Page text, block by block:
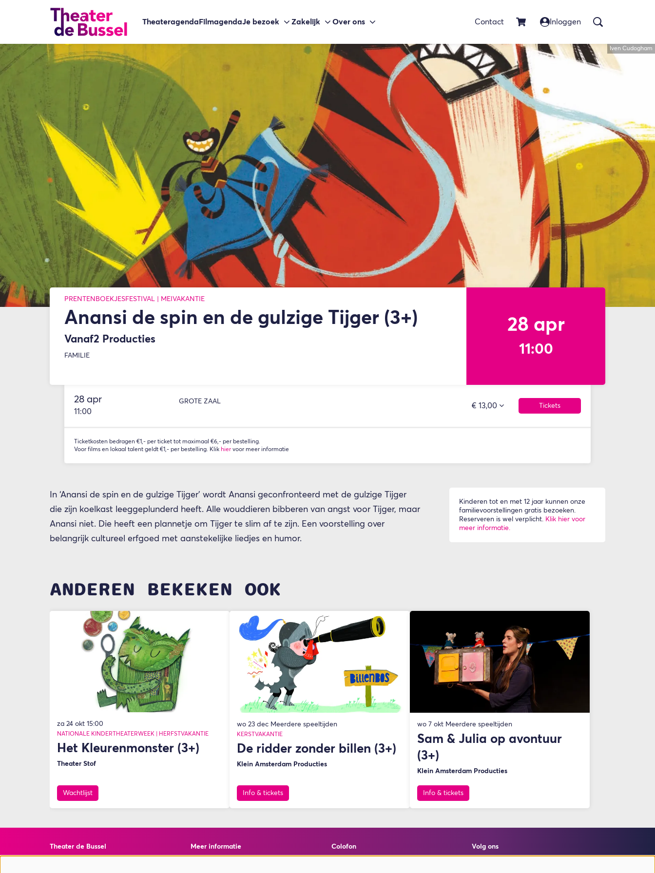
TheateragendaFilmagendaJe bezoek Zakelijk Over ons Contact Inloggen
Iven Cudogham
Anansi de spin en de gulzige Tijger (3+)
Vanaf2 Producties
PRENTENBOEKJESFESTIVAL | MEIVAKANTIE
FAMILIE
28 apr
11:00
28 apr
11:00
GROTE ZAAL
€ 13,00 Tickets
Ticketkosten bedragen €1,- per ticket tot maximaal €6,- per bestelling.
Voor films en lokaal talent geldt €1,- per bestelling. Klik hier voor meer informatie
In ‘Anansi de spin en de gulzige Tijger’ wordt Anansi geconfronteerd met de gulzige Tijger
die zijn koelkast leeggeplunderd heeft. Alle wouddieren bibberen van angst voor Tijger, maar
Anansi niet. Die heeft een plannetje om Tijger te slim af te zijn. Een voorstelling over
belangrijk cultureel erfgoed met aanstekelijke liedjes en humor.
Kinderen tot en met 12 jaar kunnen onze
familievoorstellingen gratis bezoeken.
Reserveren is wel verplicht. Klik hier voor
meer informatie.
ANDEREN BEKEKEN OOK
Het Kleurenmonster (3+)
Theater Stof
NATIONALE KINDERTHEATERWEEK | HERFSTVAKANTIE
za 24 okt 15:00
Wachtlijst
De ridder zonder billen (3+)
Klein Amsterdam Producties
KERSTVAKANTIE
wo 23 dec Meerdere speeltijden
Info & tickets
Sam & Julia op avontuur
(3+)
Klein Amsterdam Producties
wo 7 okt Meerdere speeltijden
Info & tickets
Theater de Bussel Meer informatie Colofon Volg ons